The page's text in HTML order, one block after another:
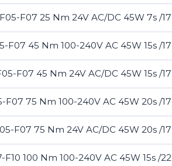
17/ F05-F07 25 Nm 24V AC/DC 45W 7s
17/ F05-F07 45 Nm 100-240V AC 45W 15s
17/ F05-F07 45 Nm 24V AC/DC 45W 15s
17/ F05-F07 75 Nm 100-240V AC 45W 20s
17/ F05-F07 75 Nm 24V AC/DC 45W 20s
22/ F07-F10 100 Nm 100-240V AC 45W 15s